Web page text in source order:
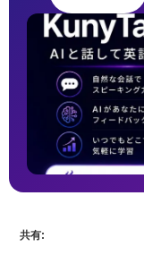
共有: